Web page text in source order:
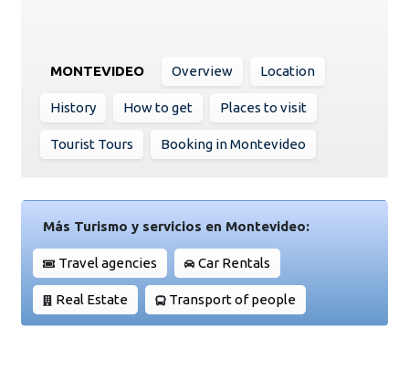
MONTEVIDEO Overview Location
History How to get Places to visit
Tourist Tours Booking in Montevideo
Más Turismo y servicios en Montevideo:
Travel agencies Car Rentals
Real Estate Transport of people